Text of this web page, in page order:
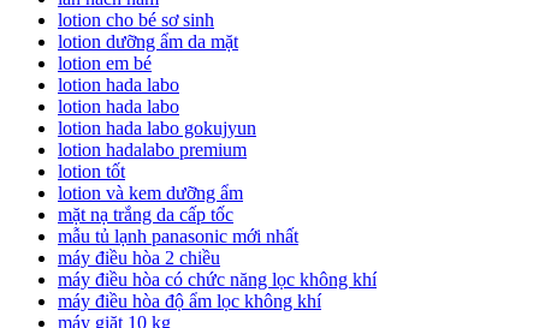
lotion cho bé sơ sinh
lotion dưỡng ẩm da mặt
lotion em bé
lotion hada labo
lotion hada labo
lotion hada labo gokujyun
lotion hadalabo premium
lotion tốt
lotion và kem dưỡng ẩm
mặt nạ trắng da cấp tốc
mẫu tủ lạnh panasonic mới nhất
máy điều hòa 2 chiều
máy điều hòa có chức năng lọc không khí
máy điều hòa độ ẩm lọc không khí
máy giặt 10 kg